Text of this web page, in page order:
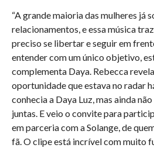
“A grande maioria das mulheres já
relacionamentos, e essa música
preciso se libertar e seguir em
entender com um único objetivo,
complementa Daya. Rebecca
oportunidade que estava no radar
conhecia a Daya Luz, mas ainda
juntas. E veio o convite para
em parceria com a Solange, de
fã. O clipe está incrível com muito